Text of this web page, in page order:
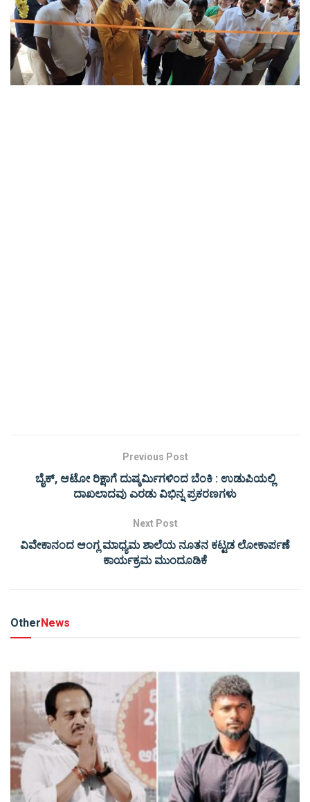
Previous Post
ಬೈಕ್, ಆಟೋ ರಿಕ್ಷಾಗೆ ದುಷ್ಕರ್ಮಿಗಳಿಂದ ಬೆಂಕಿ : ಉಡುಪಿಯಲ್ಲಿ
ದಾಖಲಾದವು ಎರಡು ವಿಭಿನ್ನ ಪ್ರಕರಣಗಳು
Next Post
ವಿವೇಕಾನಂದ ಆಂಗ್ಲ ಮಾಧ್ಯಮ ಶಾಲೆಯ ನೂತನ ಕಟ್ಟಡ ಲೋಕಾರ್ಪಣೆ
ಕಾರ್ಯಕ್ರಮ ಮುಂದೂಡಿಕೆ
OtherNews